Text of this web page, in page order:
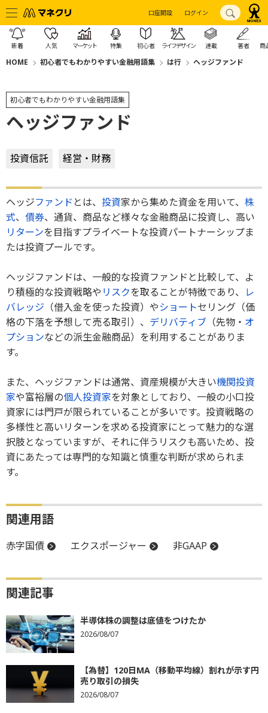
口座開設 ログイン
新着 人気 マーケット 特集 初心者 ライフデザイン 連載 著者 商
HOME 初心者でもわかりやすい金融用語集 は行 ヘッジファンド
初心者でもわかりやすい金融用語集
ヘッジファンド
投資信託 経営・財務
ヘッジファンド とは、 投資家から集めた資金を用いて、 株
式、 債券、通貨、商品など様々な金融商品に投資し、高い
リターンを目指すプライベートな投資パートナーシップま
たは投資プールです。
ヘッジファンドは、一般的な投資ファンドと比較して、よ
り積極的な投資戦略や リスクを取ることが特徴であり、 レ
バレッジ （借入金を使った投資）やショートセリング（価
格の下落を予想して売る取引）、 デリバティブ （先物・ オ
プションなどの派生金融商品）を利用することがありま
す。
また、ヘッジファンドは通常、資産規模が大きい機関投資
家や富裕層の個人投資家を対象としており、一般の小口投
資家には門戸が限られていることが多いです。投資戦略の
多様性と高いリターンを求める投資家にとって魅力的な選
択肢となっていますが、それに伴うリスクも高いため、投
資にあたっては専門的な知識と慎重な判断が求められま
す。
関連用語
赤字国債 エクスポージャー 非GAAP
関連記事
半導体株の調整は底値をつけたか
2026/08/07
【為替】120日MA（移動平均線）割れが示す円
売り取引の損失
2026/08/07